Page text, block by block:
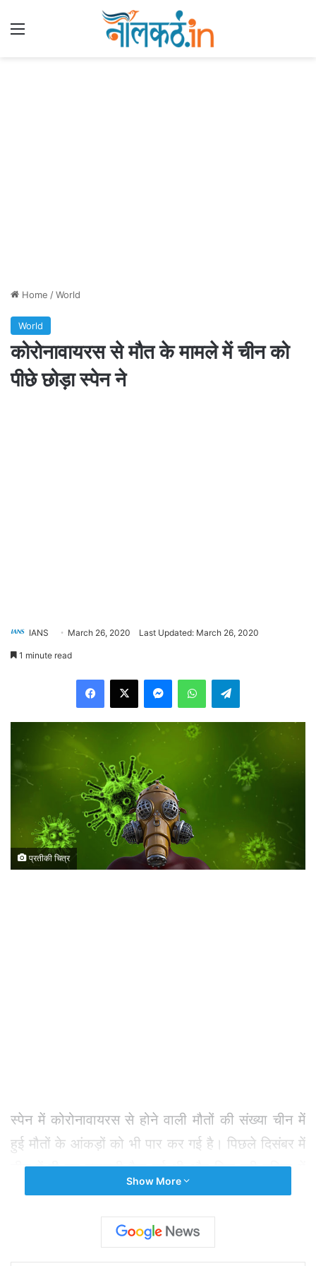
Home /World
World
कोरोनावायरस से मौत के मामले में चीन को
पीछे छोड़ा स्पेन ने
IANS March 26, 2020 Last Updated: March 26, 2020
1 minute read
प्रतीकी चित्र
स्पेन में कोरोनावायरस से होने वाली मौतों की संख्या चीन में
हुई मौतों के आंकड़ों को भी पार कर गई है। पिछले दिसंबर में
चीन में ही यह महामारी पैदा हुई थी और फिर पूरी दुनिया में
फैल गई। वॉशिंगटन की जॉन हॉपकिन्स यूनिवर्सिटी के
अनुसार, इस घातक वायरस से स्पेन में अब तक 3,647
लोगों की मौत हो चुकी है। जबकि चीन में यह आंकड़ा
Show More